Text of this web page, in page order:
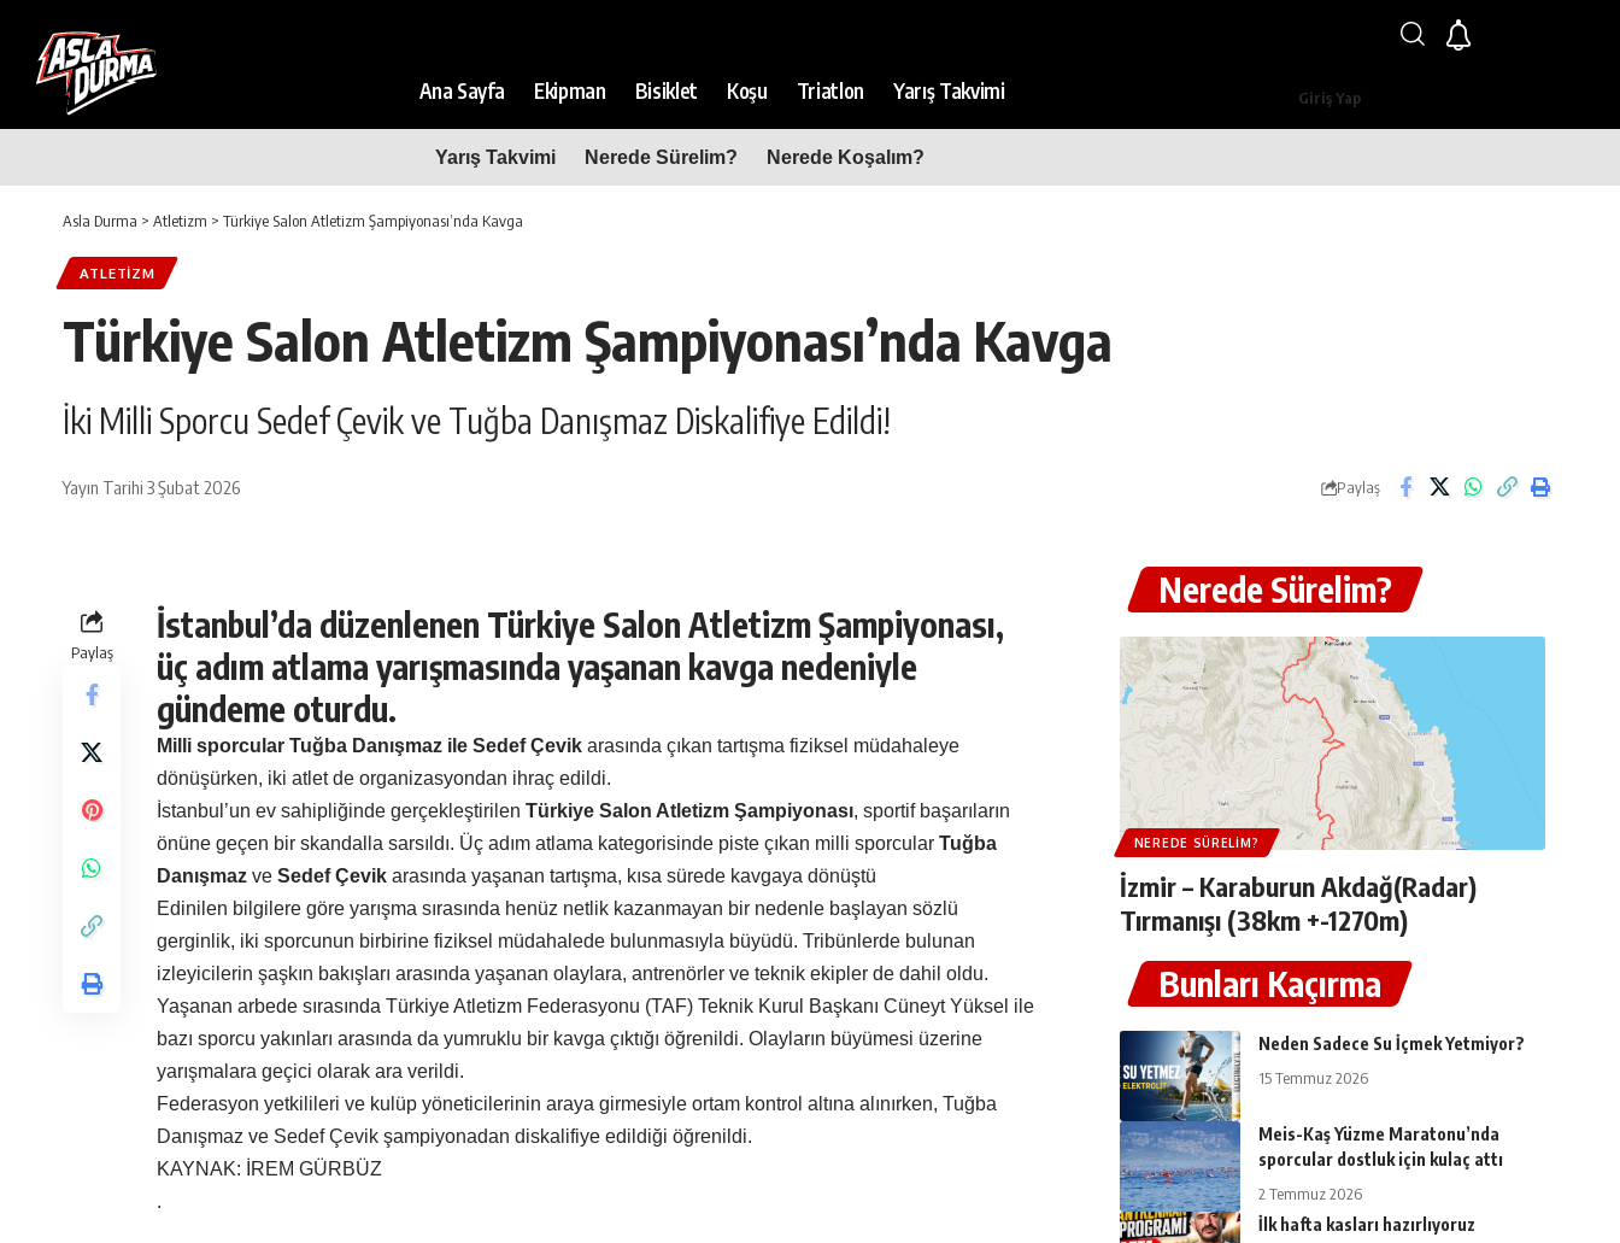
Ana Sayfa Ekipman Bisiklet Koşu Triatlon Yarış Takvimi Giriş Yap
Yarış Takvimi Nerede Sürelim? Nerede Koşalım?
Asla Durma > Atletizm > Türkiye Salon Atletizm Şampiyonası’nda Kavga
ATLETIZM
Türkiye Salon Atletizm Şampiyonası’nda Kavga
İki Milli Sporcu Sedef Çevik ve Tuğba Danışmaz Diskalifiye Edildi!
Yayın Tarihi 3 Şubat 2026 Paylaş
Paylaş
İstanbul’da düzenlenen Türkiye Salon Atletizm Şampiyonası,
üç adım atlama yarışmasında yaşanan kavga nedeniyle
gündeme oturdu.
Milli sporcular Tuğba Danışmaz ile Sedef Çevik arasında çıkan tartışma fiziksel müdahaleye
dönüşürken, iki atlet de organizasyondan ihraç edildi.
İstanbul’un ev sahipliğinde gerçekleştirilen Türkiye Salon Atletizm Şampiyonası, sportif başarıların
önüne geçen bir skandalla sarsıldı. Üç adım atlama kategorisinde piste çıkan milli sporcular Tuğba
Danışmaz ve Sedef Çevik arasında yaşanan tartışma, kısa sürede kavgaya dönüştü
Edinilen bilgilere göre yarışma sırasında henüz netlik kazanmayan bir nedenle başlayan sözlü
gerginlik, iki sporcunun birbirine fiziksel müdahalede bulunmasıyla büyüdü. Tribünlerde bulunan
izleyicilerin şaşkın bakışları arasında yaşanan olaylara, antrenörler ve teknik ekipler de dahil oldu.
Yaşanan arbede sırasında Türkiye Atletizm Federasyonu (TAF) Teknik Kurul Başkanı Cüneyt Yüksel ile
bazı sporcu yakınları arasında da yumruklu bir kavga çıktığı öğrenildi. Olayların büyümesi üzerine
yarışmalara geçici olarak ara verildi.
Federasyon yetkilileri ve kulüp yöneticilerinin araya girmesiyle ortam kontrol altına alınırken, Tuğba
Danışmaz ve Sedef Çevik şampiyonadan diskalifiye edildiği öğrenildi.
KAYNAK: İREM GÜRBÜZ
.
Nerede Sürelim?
NEREDE SÜRELIM?
İzmir – Karaburun Akdağ(Radar)
Tırmanışı (38km +-1270m)
Bunları Kaçırma
Neden Sadece Su İçmek Yetmiyor?
15 Temmuz 2026
Meis-Kaş Yüzme Maratonu’nda
sporcular dostluk için kulaç attı
2 Temmuz 2026
İlk hafta kasları hazırlıyoruz